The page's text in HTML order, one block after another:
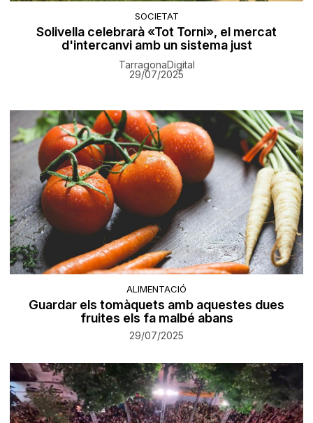
SOCIETAT
Solivella celebrarà «Tot Torni», el mercat
d'intercanvi amb un sistema just
TarragonaDigital
29/07/2025
ALIMENTACIÓ
Guardar els tomàquets amb aquestes dues
fruites els fa malbé abans
29/07/2025